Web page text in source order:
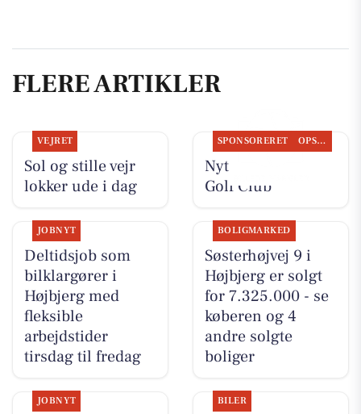
FLERE ARTIKLER
VEJRET
Sol og stille vejr
lokker ude i dag
SPONSORERET OPSLAGSTAVLEN
Nyt fra Aarhus
Golf Club
JOBNYT
Deltidsjob som
bilklargører i
Højbjerg med
fleksible
arbejdstider
tirsdag til fredag
BOLIGMARKED
Søsterhøjvej 9 i
Højbjerg er solgt
for 7.325.000 - se
køberen og 4
andre solgte
boliger
JOBNYT BILER